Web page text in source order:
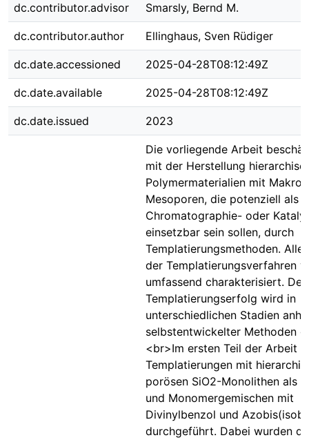
dc.contributor.advisor Smarsly, Bernd M.
dc.contributor.author Ellinghaus, Sven Rüdiger
dc.date.accessioned 2025-04-28T08:12:49Z
dc.date.available 2025-04-28T08:12:49Z
dc.date.issued 2023
Die vorliegende Arbeit
mit der Herstellung
Polymermaterialien mit
Mesoporen, die potenziell als
Chromatographie- oder
einsetzbar sein sollen, durch
Templatierungsmethoden. Alle
der Templatierungsverfahren
umfassend charakterisiert. Der
Templatierungserfolg wird in
unterschiedlichen Stadien
selbstentwickelter Methoden
<br>Im ersten Teil der Arbeit
Templatierungen mit
porösen SiO2-Monolithen als
und Monomergemischen mit
Divinylbenzol und
durchgeführt. Dabei wurden